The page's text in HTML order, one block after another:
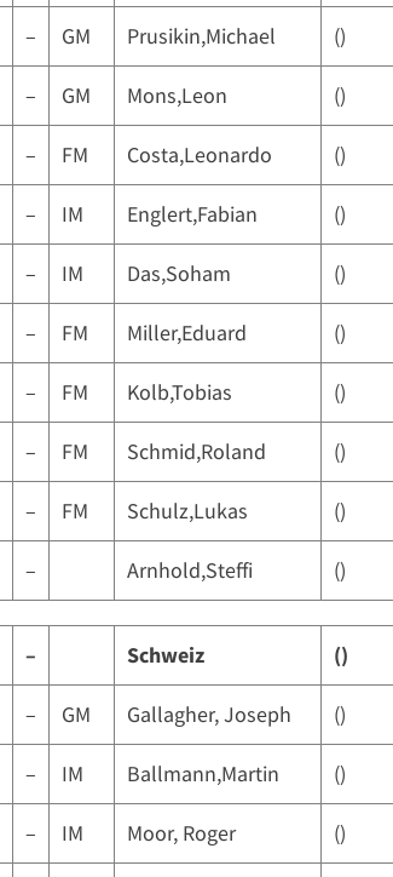
– GM Prusikin,Michael ()
– GM Mons,Leon ()
– FM Costa,Leonardo ()
– IM Englert,Fabian ()
– IM Das,Soham ()
– FM Miller,Eduard ()
– FM Kolb,Tobias ()
– FM Schmid,Roland ()
– FM Schulz,Lukas ()
– Arnhold,Steffi ()
– Schweiz ()
– GM Gallagher, Joseph ()
– IM Ballmann,Martin ()
– IM Moor, Roger ()